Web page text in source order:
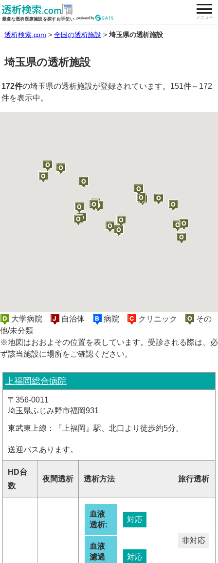
最適な透析医療施設を探すお手伝い メニュー
全国の透析施設を検索する
透析検索.com 全国の透析施設 埼玉県の透析施設
埼玉県の透析施設
172件の埼玉県の透析施設が登録されています。151件～172
件を表示中。
大学病院 自治体 病院 クリニック
その
他/未分類
※地図はおおよその位置を表しています。受診される際は、必
ず該当施設に場所をご確認ください。
上福岡総合病院
〒356-0011
埼玉県ふじみ野市福岡931
東武東上線：『上福岡』駅、北口より徒歩約5分。
送迎バスあります。
HD台
数
夜間透析 透析方法 旅行透析
血液
透析:
対応
血液
濾過
対応
非対応